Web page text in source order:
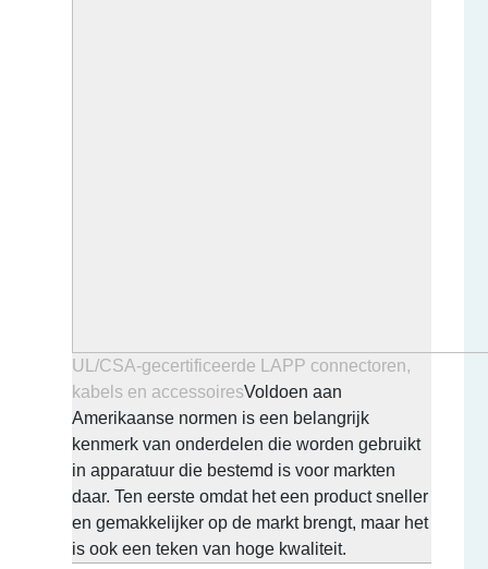
UL/CSA-gecertificeerde LAPP connectoren,
kabels en accessoiresVoldoen aan
Amerikaanse normen is een belangrijk
kenmerk van onderdelen die worden gebruikt
in apparatuur die bestemd is voor markten
daar. Ten eerste omdat het een product sneller
en gemakkelijker op de markt brengt, maar het
is ook een teken van hoge kwaliteit.